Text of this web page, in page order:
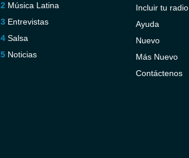
Música Latina
Entrevistas
Salsa
Noticias
Incluir tu radio
Ayuda
Nuevo
Más Nuevo
Contáctenos